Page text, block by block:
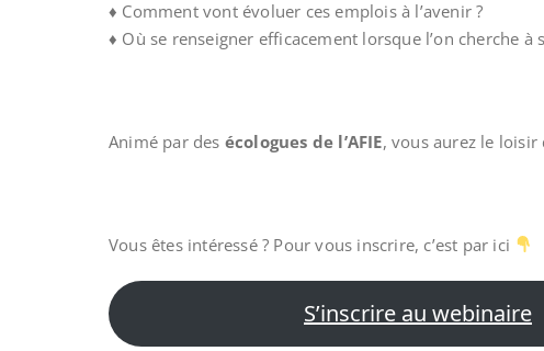
♦️ Comment vont évoluer ces emplois à l’avenir ?
♦️ Où se renseigner efficacement lorsque l’on cherche
Animé par des écologues de l’AFIE, vous aurez le
Vous êtes intéressé ? Pour vous inscrire, c’est par ici
S’inscrire au webinaire